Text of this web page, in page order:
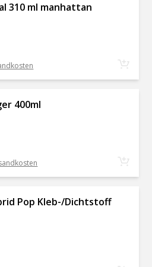
310 ml manhattan
400ml
Pop Kleb-/Dichtstoff